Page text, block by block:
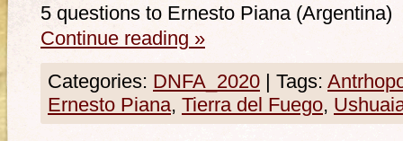
5 questions to Ernesto Piana (Argentina)
Continue reading »
Categories: DNFA_2020 Tags:
Ernesto Piana, Tierra del Fuego,